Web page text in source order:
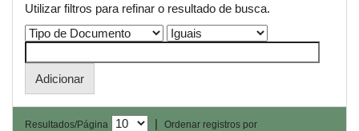
Utilizar filtros para refinar o resultado de busca.
Resultados/Página |
Ordenar registros por